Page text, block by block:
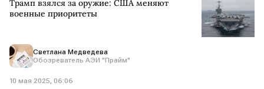
Трамп взялся за оружие: США меняют
военные приоритеты
Светлана Медведева
Обозреватель АЭИ "Прайм"
10 мая 2025, 06:06